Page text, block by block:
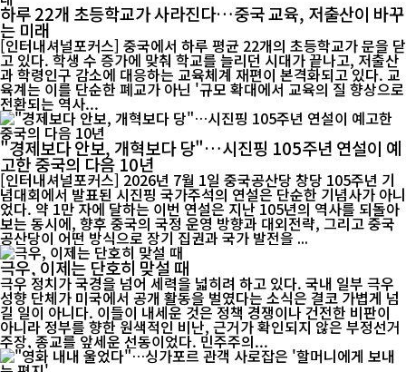
하루 22개 초등학교가 사라진다…중국 교육, 저출산이 바꾸
는 미래
[인터내셔널포커스] 중국에서 하루 평균 22개의 초등학교가 문을 닫
고 있다. 학생 수 증가에 맞춰 학교를 늘리던 시대가 끝나고, 저출산
과 학령인구 감소에 대응하는 교육체계 재편이 본격화되고 있다. 교
육계는 이를 단순한 폐교가 아닌 '규모 확대에서 교육의 질 향상으로
전환되는 역사...
"경제보다 안보, 개혁보다 당"…시진핑 105주년 연설이 예
고한 중국의 다음 10년
[인터내셔널포커스] 2026년 7월 1일 중국공산당 창당 105주년 기
념대회에서 발표된 시진핑 국가주석의 연설은 단순한 기념사가 아니
었다. 약 1만 자에 달하는 이번 연설은 지난 105년의 역사를 되돌아
보는 동시에, 향후 중국의 국정 운영 방향과 대외전략, 그리고 중국
공산당이 어떤 방식으로 장기 집권과 국가 발전을 ...
극우, 이제는 단호히 맞설 때
극우 정치가 국경을 넘어 세력을 넓히려 하고 있다. 국내 일부 극우
성향 단체가 미국에서 공개 활동을 벌였다는 소식은 결코 가볍게 넘
길 일이 아니다. 이들이 내세운 것은 정책 경쟁이나 건전한 비판이
아니라 정부를 향한 원색적인 비난, 근거가 확인되지 않은 부정선거
주장, 종교를 앞세운 선동이었다. 민주주의...